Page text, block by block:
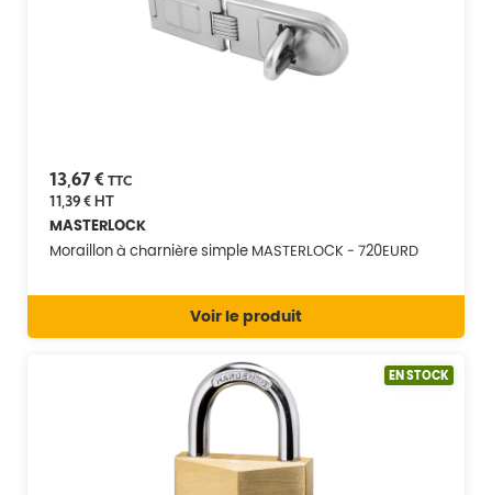
13,67 € TTC
11,39 €HT
MASTERLOCK
Moraillon à charnière simple MASTERLOCK - 720EURD
Voir le produit
EN STOCK